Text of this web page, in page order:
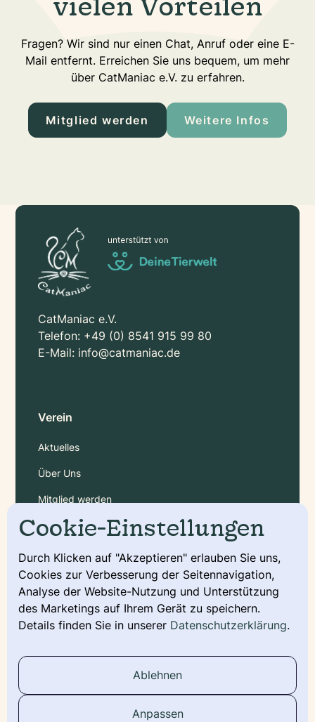
Fragen? Wir sind nur einen Chat, Anruf oder eine E-
Mail entfernt. Erreichen Sie uns bequem, um mehr
über CatManiac e.V. zu erfahren.
Mitglied werden Weitere Infos
CatManiac e.V.
Telefon: +49 (0) 8541 915 99 80
E-Mail: info@catmaniac.de
Verein
Aktuelles
Über Uns
Mitglied werden
Gebühren
Service
Deckmeldung
Urkunde beantragen
Wurfmeldung
Cookie-Einstellungen
Durch Klicken auf "Akzeptieren" erlauben Sie uns,
Cookies zur Verbesserung der Seitennavigation,
Analyse der Website-Nutzung und Unterstützung
des Marketings auf Ihrem Gerät zu speichern.
Details finden Sie in unserer Datenschutzerklärung.
Ablehnen
Anpassen